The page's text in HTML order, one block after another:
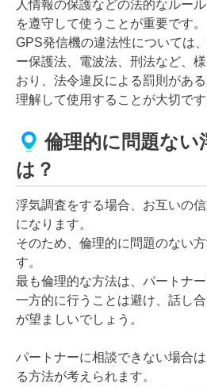
人情報の保護などの法的なルー
を遵守して使うことが重要です。
GPS発信機の違法性については
ー保護法、電波法、刑法など、
おり、法令違反による罰則があ
理解して使用することが大切です
倫理的に問題ない
は？
浮気調査をする場合、お互いの
になります。
そのため、倫理的に問題のない
す。
最も倫理的な方法は、パートナ
一方的に行うことは避け、話し
が望ましいでしょう。
パートナーに相談できない場合
る方法が考えられます。